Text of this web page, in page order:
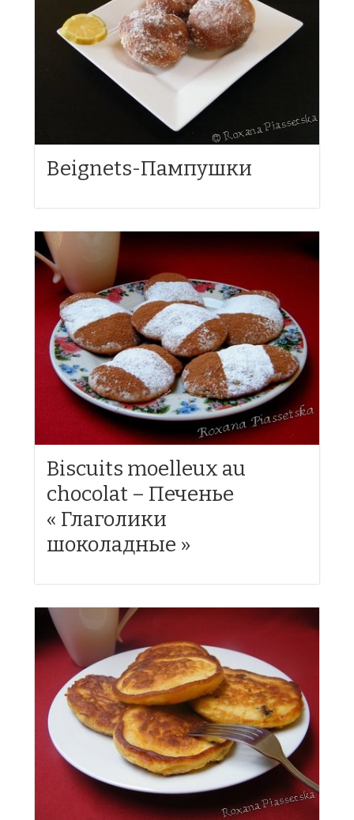
Beignets-Пампушки
Biscuits moelleux au
chocolat – Печенье
« Глаголики
шоколадные »